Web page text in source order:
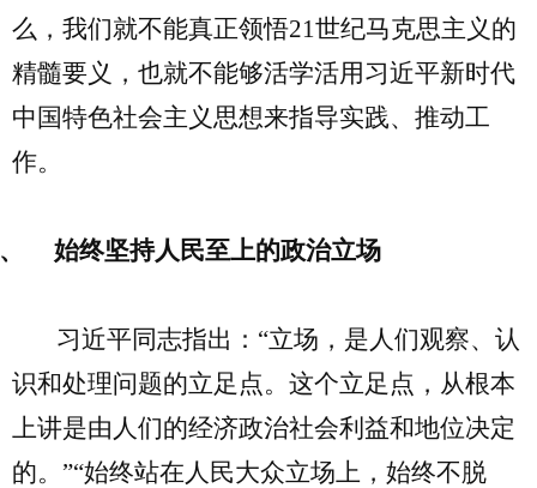
么，我们就不能真正领悟21世纪马克思主义的
精髓要义，也就不能够活学活用习近平新时代
中国特色社会主义思想来指导实践、推动工
作。
始终坚持人民至上的政治立场
习近平同志指出：“立场，是人们观察、认
识和处理问题的立足点。这个立足点，从根本
上讲是由人们的经济政治社会利益和地位决定
的。”“始终站在人民大众立场上，始终不脱